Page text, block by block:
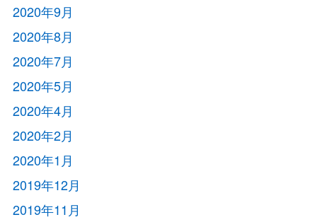
2020年9月
2020年8月
2020年7月
2020年5月
2020年4月
2020年2月
2020年1月
2019年12月
2019年11月